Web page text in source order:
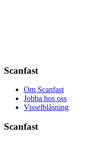
Scanfast
Om Scanfast
Jobba hos oss
Visselblåsning
Scanfast